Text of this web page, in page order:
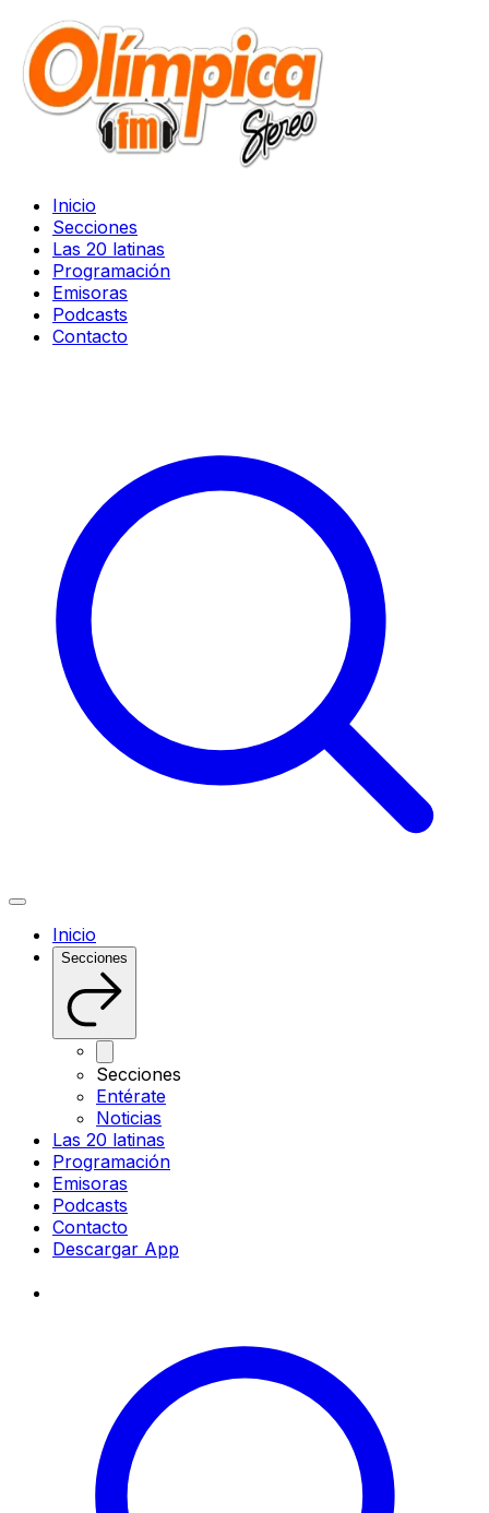
Inicio
Secciones
Las 20 latinas
Programación
Emisoras
Podcasts
Contacto
Inicio
Secciones
Secciones
Entérate
Noticias
Las 20 latinas
Programación
Emisoras
Podcasts
Contacto
Descargar App